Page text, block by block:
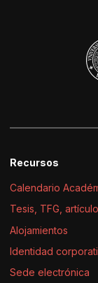
Recursos
Calendario
Tesis, TFG,
Alojamientos
Identidad
Sede electrónica